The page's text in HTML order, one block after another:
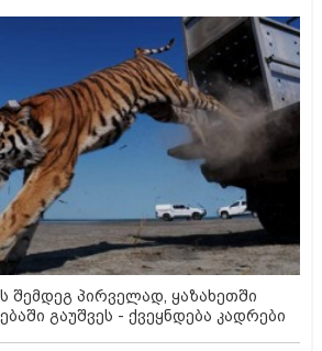
შემდეგ პირველად, ყაზახეთში
გაუშვეს - ქვეყნდება კადრები